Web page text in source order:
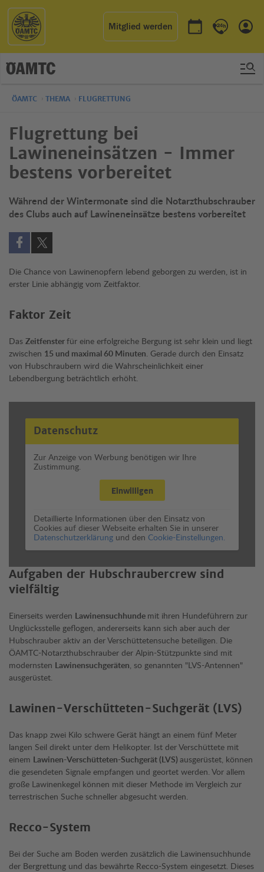
Mitglied werden
Termin buchen
Kontakt &
ÖAMTC THEMA FLUGRETTUNG
Flugrettung bei
Lawineneinsätzen - Immer
bestens vorbereitet
Während der Wintermonate sind die Notarzthubschrauber
des Clubs auch auf Lawineneinsätze bestens vorbereitet
Auf Facebook teilen (öffnet in neuem Fenster)
Auf X teilen (öffnet in neuem Fenster)
Die Chance von Lawinenopfern lebend geborgen zu werden, ist in
erster Linie abhängig vom Zeitfaktor.
Faktor Zeit
Das Zeitfensterfür eine erfolgreiche Bergung ist sehr klein und liegt
zwischen 15 und maximal 60 Minuten. Gerade durch den Einsatz
von Hubschraubern wird die Wahrscheinlichkeit einer
Lebendbergung beträchtlich erhöht.
Datenschutz
Zur Anzeige von Werbung benötigen wir Ihre
Zustimmung.
Einwilligen
Detaillierte Informationen über den Einsatz von
Cookies auf dieser Webseite erhalten Sie in unserer
Datenschutzerklärung und den Cookie-Einstellungen.
Aufgaben der Hubschraubercrew sind
vielfältig
Einerseits werden Lawinensuchhunde mit ihren Hundeführern zur
Unglücksstelle geflogen, andererseits kann sich aber auch der
Hubschrauber aktiv an der Verschüttetensuche beteiligen. Die
ÖAMTC-Notarzthubschrauber der Alpin-Stützpunkte sind mit
modernsten Lawinensuchgeräten, so genannten "LVS-Antennen"
ausgerüstet.
Lawinen-Verschütteten-Suchgerät (LVS)
Das knapp zwei Kilo schwere Gerät hängt an einem fünf Meter
langen Seil direkt unter dem Helikopter. Ist der Verschüttete mit
einem Lawinen-Verschütteten-Suchgerät (LVS) ausgerüstet, können
die gesendeten Signale empfangen und geortet werden. Vor allem
große Lawinenkegel können mit dieser Methode im Vergleich zur
terrestrischen Suche schneller abgesucht werden.
Recco-System
Bei der Suche am Boden werden zusätzlich die Lawinensuchhunde
der Bergrettung und das bewährte Recco-System eingesetzt. Dieses